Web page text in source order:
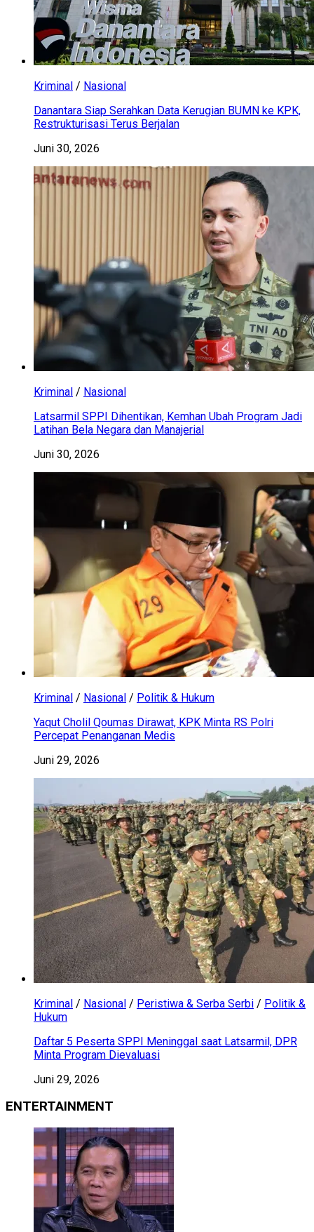
Kriminal / Nasional
Danantara Siap Serahkan Data Kerugian BUMN ke KPK,
Restrukturisasi Terus Berjalan
Juni 30, 2026
Kriminal / Nasional
Latsarmil SPPI Dihentikan, Kemhan Ubah Program Jadi
Latihan Bela Negara dan Manajerial
Juni 30, 2026
Kriminal / Nasional / Politik & Hukum
Yaqut Cholil Qoumas Dirawat, KPK Minta RS Polri
Percepat Penanganan Medis
Juni 29, 2026
Kriminal / Nasional / Peristiwa & Serba Serbi / Politik &
Hukum
Daftar 5 Peserta SPPI Meninggal saat Latsarmil, DPR
Minta Program Dievaluasi
Juni 29, 2026
ENTERTAINMENT